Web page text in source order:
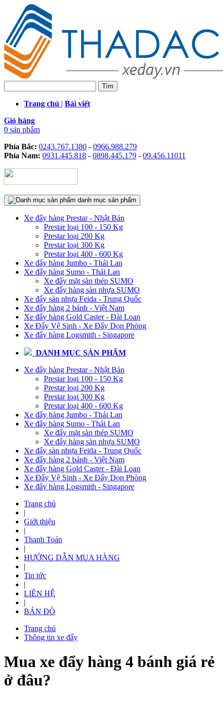
Trang chủ | Bài viết
Giỏ hàng
0 sản phẩm
Phía Bắc: 0243.767.1380 - 0966.988.279
Phía Nam: 0931.445.818 - 0898.445.179 - 09.456.11011
danh mục sản phẩm
Xe đẩy hàng Prestar - Nhật Bản
Prestar loại 100 - 150 Kg
Prestar loại 200 Kg
Prestar loại 300 Kg
Prestar loại 400 - 600 Kg
Xe đẩy hàng Jumbo - Thái Lan
Xe đẩy hàng Sumo - Thái Lan
Xe đẩy mặt sàn thép SUMO
Xe đẩy hàng sàn nhựa SUMO
Xe đẩy sàn nhựa Feida - Trung Quốc
Xe đẩy hàng 2 bánh - Việt Nam
Xe đẩy hàng Gold Caster - Đài Loan
Xe Đẩy Vệ Sinh - Xe Đẩy Dọn Phòng
Xe đẩy hàng Logsmith - Singapore
DANH MỤC SẢN PHẨM
Xe đẩy hàng Prestar - Nhật Bản
Prestar loại 100 - 150 Kg
Prestar loại 200 Kg
Prestar loại 300 Kg
Prestar loại 400 - 600 Kg
Xe đẩy hàng Jumbo - Thái Lan
Xe đẩy hàng Sumo - Thái Lan
Xe đẩy mặt sàn thép SUMO
Xe đẩy hàng sàn nhựa SUMO
Xe đẩy sàn nhựa Feida - Trung Quốc
Xe đẩy hàng 2 bánh - Việt Nam
Xe đẩy hàng Gold Caster - Đài Loan
Xe Đẩy Vệ Sinh - Xe Đẩy Dọn Phòng
Xe đẩy hàng Logsmith - Singapore
Trang chủ
|
Giới thiệu
|
Thanh Toán
|
HƯỚNG DẪN MUA HÀNG
|
Tin tức
|
LIÊN HỆ
|
BẢN ĐÒ
Trang chủ
Thông tin xe đẩy
Mua xe đẩy hàng 4 bánh giá rẻ
ở đâu?